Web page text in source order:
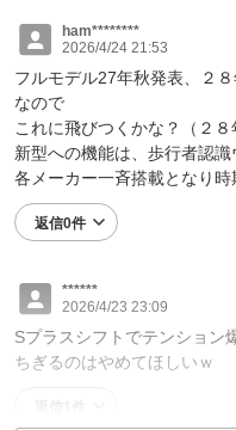
ham********
2026/4/24 21:53
フルモデル27年秋発表、２
なので
これに飛びつくかな？（２８
新型への機能は、歩行者認
各メーカー一斉搭載となり時
返信0件
******
2026/4/23 23:09
Sプラスシフトでテンション
ちぎるのはやめてほしいｗ